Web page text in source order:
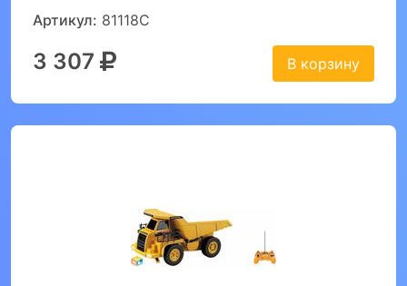
Артикул: 81118C
3 307 В корзину